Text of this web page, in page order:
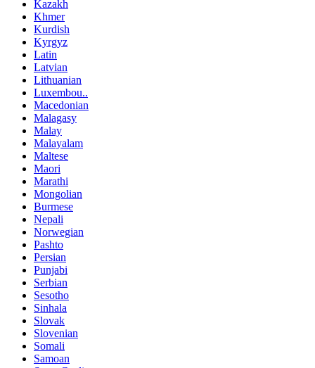
Kazakh
Khmer
Kurdish
Kyrgyz
Latin
Latvian
Lithuanian
Luxembou..
Macedonian
Malagasy
Malay
Malayalam
Maltese
Maori
Marathi
Mongolian
Burmese
Nepali
Norwegian
Pashto
Persian
Punjabi
Serbian
Sesotho
Sinhala
Slovak
Slovenian
Somali
Samoan